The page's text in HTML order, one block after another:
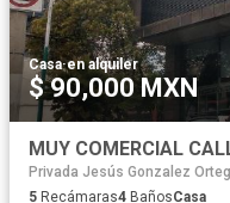
Casa·en alquiler
$ 90,000 MXN
MUY COMERCIAL
Privada Jesús Gonzalez
5 Recámaras4 BañosCasa